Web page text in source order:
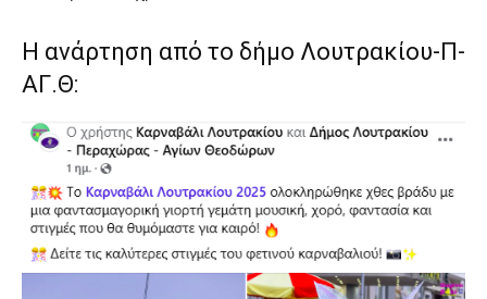
Η ανάρτηση από το δήμο Λουτρακίου-Π-
ΑΓ.Θ: